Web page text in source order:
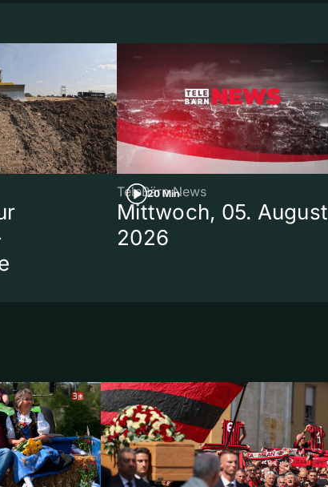
20 Min
TeleBärn News
Mittwoch, 05. August
2026